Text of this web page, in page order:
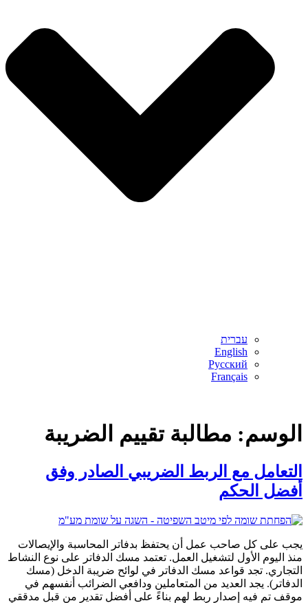
עברית
English
Русский
Français
الوسم: مطالبة تقييم الضريبة
التعامل مع الربط الضريبي الصادر وفق
أفضل الحكم
يجب على كل صاحب عمل أن يحتفظ بدفاتر المحاسبة والإيصالات
منذ اليوم الأول لتشغيل العمل. تعتمد مسك الدفاتر على نوع النشاط
التجاري. تجد قواعد مسك الدفاتر في لوائح ضريبة الدخل (مسك
الدفاتر). يجد العديد من المتعاملين ودافعي الضرائب أنفسهم في
موقف تم فيه إصدار ربط لهم بناءً على أفضل تقدير من قبل مدققي